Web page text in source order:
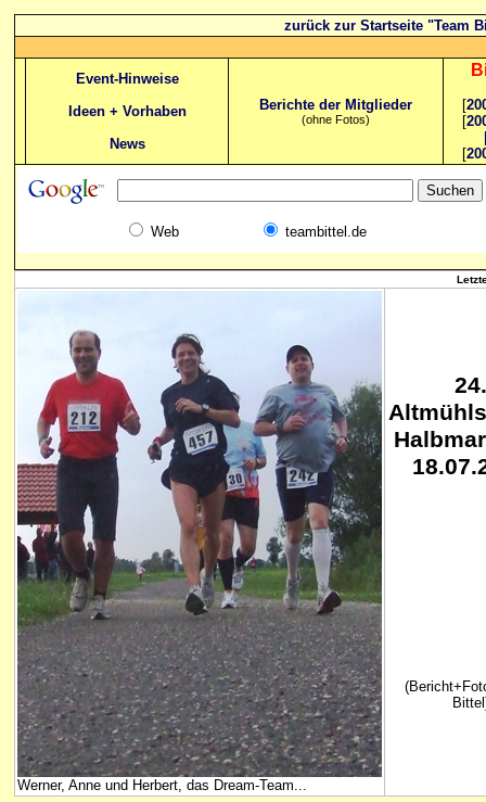
zurück zur Startseite "Team
Event-Hinweise
Ideen + Vorhaben
News
Berichte der Mitglieder
(ohne Fotos)
[
[
[
Web teambittel.de
Werner, Anne und Herbert, das Dream-Team...
24.